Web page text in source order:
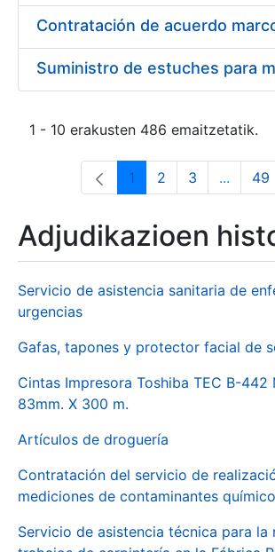
1 - 10 erakusten 486 emaitzetatik.
Orrialdea
1 Orrialdea
2 Orrialdea
3 ... 49
Adjudikazioen
Servicio de asistencia sanitaria de
urgencias
Gafas, tapones y protector facial de
Cintas Impresora Toshiba TEC B-442
83mm. X 300 m.
Artículos de droguería
Contratación del servicio de
mediciones de contaminantes
Servicio de asistencia técnica para la